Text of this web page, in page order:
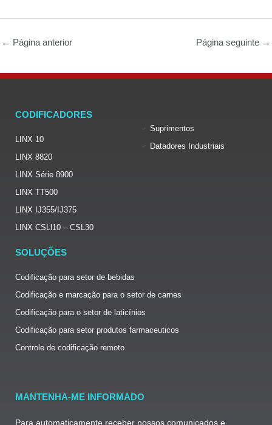
← Página anterior Página seguinte →
CODIFICADORES
LINX 10
LINX 8820
LINX Série 8900
LINX TT500
LINX IJ355/IJ375
LINX CSLl10 – CSL30
Suprimentos
Datadores Industriais
SOLUÇÕES
Codificação para setor de bebidas
Codificação e marcação para o setor de carnes
Codificação para o setor de laticínios
Codificação para setor produtos farmaceuticos
Controle de codificação remoto
MANTENHA-ME INFORMADO
Para automaticamente receber nossos comunicados e